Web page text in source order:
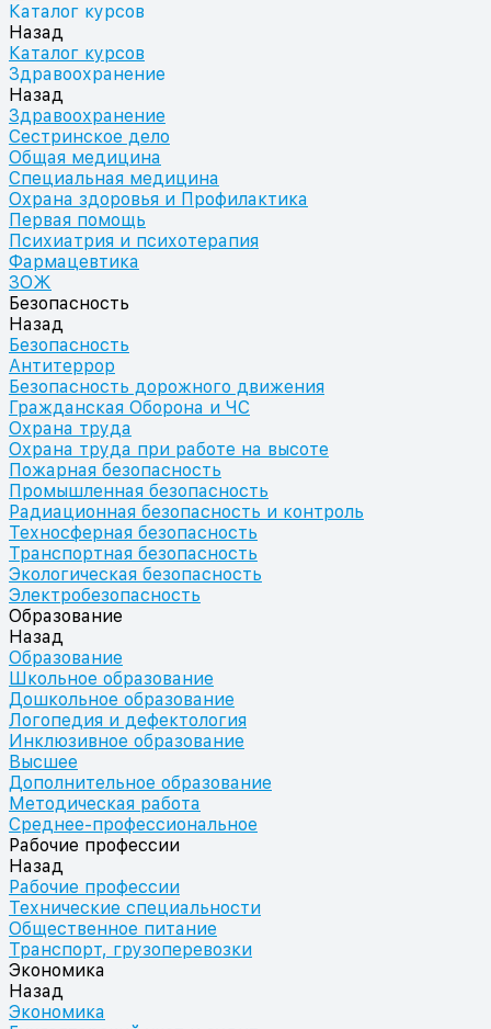
Каталог курсов
Назад
Каталог курсов
Здравоохранение
Назад
Здравоохранение
Сестринское дело
Общая медицина
Специальная медицина
Охрана здоровья и Профилактика
Первая помощь
Психиатрия и психотерапия
Фармацевтика
ЗОЖ
Безопасность
Назад
Безопасность
Антитеррор
Безопасность дорожного движения
Гражданская Оборона и ЧС
Охрана труда
Охрана труда при работе на высоте
Пожарная безопасность
Промышленная безопасность
Радиационная безопасность и контроль
Техносферная безопасность
Транспортная безопасность
Экологическая безопасность
Электробезопасность
Образование
Назад
Образование
Школьное образование
Дошкольное образование
Логопедия и дефектология
Инклюзивное образование
Высшее
Дополнительное образование
Методическая работа
Среднее-профессиональное
Рабочие профессии
Назад
Рабочие профессии
Технические специальности
Общественное питание
Транспорт, грузоперевозки
Экономика
Назад
Экономика